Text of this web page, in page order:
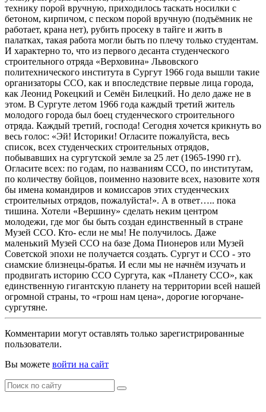
технику порой вручную, приходилось таскать носилки с
бетоном, кирпичом, с песком порой вручную (подъёмник не
работает, крана нет), рубить просеку в тайге и жить в
палатках, такая работа могли быть по плечу только студентам.
И характерно то, что из первого десанта студенческого
строительного отряда «Верховина» Львовского
политехнического института в Сургут 1966 года вышли такие
организаторы ССО, как и впоследствие первые лица города,
как Леонид Рокецкий и Семён Билецкий. Но дело даже не в
этом. В Сургуте летом 1966 года каждый третий житель
молодого города был боец студенческого строительного
отряда. Каждый третий, господа! Сегодня хочется крикнуть во
весь голос: «Эй! Историки! Огласите пожалуйста, весь
список, всех студенческих строительных отрядов,
побывавших на сургутской земле за 25 лет (1965-1990 гг).
Огласите всех: по годам, по названиям ССО, по институтам,
по количеству бойцов, поименно назовите всех, назовите хотя
бы имена командиров и комиссаров этих студенческих
строительных отрядов, пожалуйста!». А в ответ….. пока
тишина. Хотели «Вершину» сделать неким центром
молодежи, где мог бы быть создан единственный в стране
Музей ССО. Кто- если не мы! Не получилось. Даже
маленький Музей ССО на базе Дома Пионеров или Музей
Советской эпохи не получается создать. Сургут и ССО - это
сиамские близнецы-братья. И если мы не начнём изучать и
продвигать историю ССО Сургута, как «Планету ССО», как
единственную гигантскую планету на территории всей нашей
огромной страны, то «грош нам цена», дорогие югорчане-
сургутяне.
Комментарии могут оставлять только зарегистрированные
пользователи.
Вы можете войти на сайт